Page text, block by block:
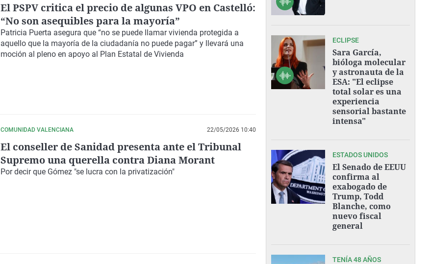
El PSPV critica el precio de algunas VPO en Castelló:
“No son asequibles para la mayoría”
Patricia Puerta asegura que “no se puede llamar vivienda protegida a
aquello que la mayoría de la ciudadanía no puede pagar” y llevará una
moción al pleno en apoyo al Plan Estatal de Vivienda
COMUNIDAD VALENCIANA 22/05/2026 10:40
El conseller de Sanidad presenta ante el Tribunal
Supremo una querella contra Diana Morant
Por decir que Gómez "se lucra con la privatización"
ECLIPSE
Sara García,
bióloga molecular
y astronauta de la
ESA: "El eclipse
total solar es una
experiencia
sensorial bastante
intensa"
ESTADOS UNIDOS
El Senado de EEUU
confirma al
exabogado de
Trump, Todd
Blanche, como
nuevo fiscal
general
TENÍA 48 AÑOS